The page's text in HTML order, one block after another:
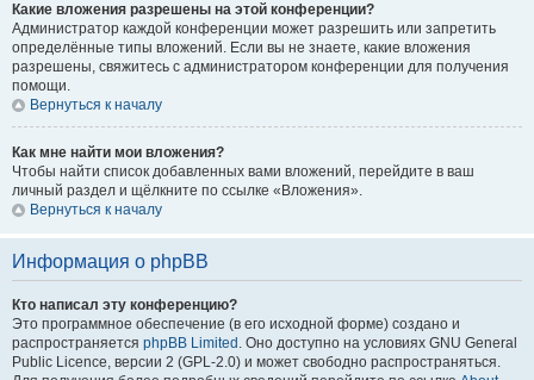
Какие вложения разрешены на этой конференции?
Администратор каждой конференции может разрешить или запретить
определённые типы вложений. Если вы не знаете, какие вложения
разрешены, свяжитесь с администратором конференции для получения
помощи.
Вернуться к началу
Как мне найти мои вложения?
Чтобы найти список добавленных вами вложений, перейдите в ваш
личный раздел и щёлкните по ссылке «Вложения».
Вернуться к началу
Информация о phpBB
Кто написал эту конференцию?
Это программное обеспечение (в его исходной форме) создано и
распространяется phpBB Limited . Оно доступно на условиях GNU General
Public Licence, версии 2 (GPL-2.0) и может свободно распространяться.